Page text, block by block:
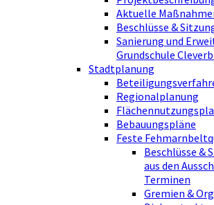
Aktuelle
Beschlüsse &
Sanierung und
Grundschule
Stadtplanung
Regionalplanung
Bebauungspläne
Feste
Beschlüsse &
aus den
Terminen
Gremien &